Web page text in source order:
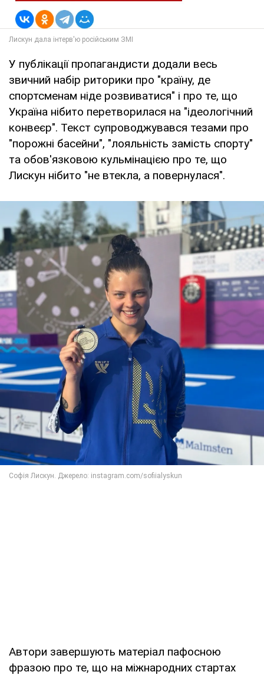
У публікації пропагандисти додали весь
звичний набір риторики про "країну, де
спортсменам ніде розвиватися" і про те, що
Україна нібито перетворилася на "ідеологічний
конвеєр". Текст супроводжувався тезами про
"порожні басейни", "лояльність замість спорту"
та обов'язковою кульмінацією про те, що
Лискун нібито "не втекла, а повернулася".
Автори завершують матеріал пафосною
фразою про те, що на міжнародних стартах